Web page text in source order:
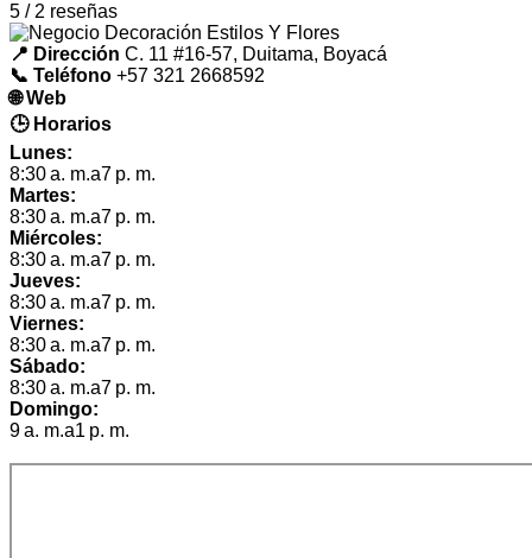
5 / 2 reseñas
📍 Dirección C. 11 #16-57, Duitama, Boyacá
📞 Teléfono +57 321 2668592
🌐 Web
🕒 Horarios
Lunes:
8:30 a. m.a7 p. m.
Martes:
8:30 a. m.a7 p. m.
Miércoles:
8:30 a. m.a7 p. m.
Jueves:
8:30 a. m.a7 p. m.
Viernes:
8:30 a. m.a7 p. m.
Sábado:
8:30 a. m.a7 p. m.
Domingo:
9 a. m.a1 p. m.